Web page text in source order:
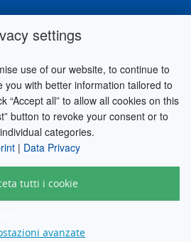
settings
use of our website, to continue to
you with better information tailored to
“Accept all” to allow all cookies on this
button to revoke your consent or to
categories.
| Data Privacy
tutti i cookie
avanzate
GmbH